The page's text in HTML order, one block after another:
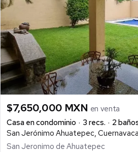
$7,650,000 MXN en venta
Casa en condominio
3 recs. 2
San Jerónimo Ahuatepec, Cuernavaca
San Jeronimo de Ahuatepec